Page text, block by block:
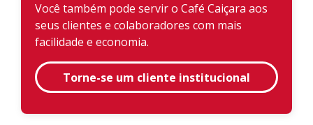
Você também pode servir o Café Caiçara aos
seus clientes e colaboradores com mais
facilidade e economia.
Torne-se um cliente institucional